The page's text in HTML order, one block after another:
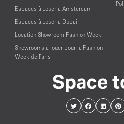
Espaces à Louer à Amsterdam
Espaces à Louer à Dubai
Location Showroom Fashion Week
Showrooms à louer pour la Fashion
Week de Paris